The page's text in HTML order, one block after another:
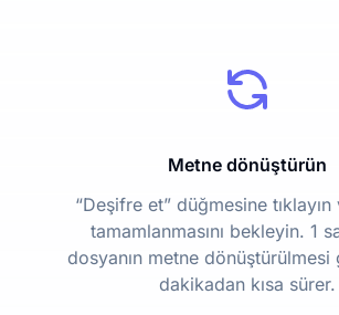
Metne dönüştürün
“Deşifre et” düğmesine
tamamlanmasını bekleyin. 1
dosyanın metne dönüştürülmesi
dakikadan kısa sürer.